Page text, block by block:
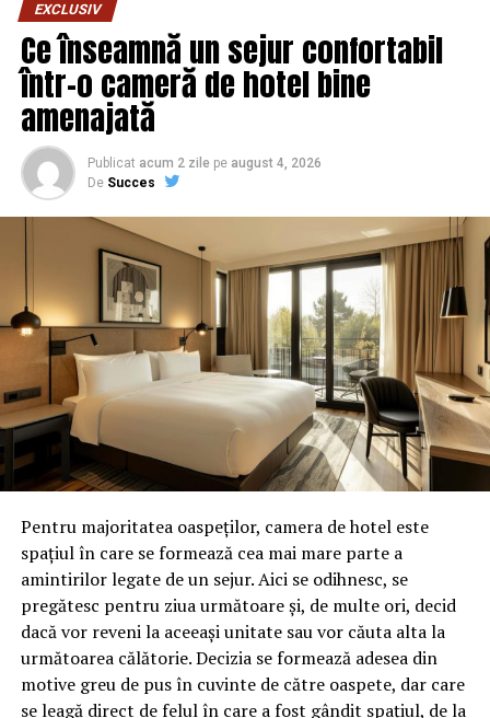
EXCLUSIV
Ce înseamnă un sejur confortabil
într-o cameră de hotel bine
amenajată
Publicat acum 2 zile pe august 4, 2026
De Succes
Pentru majoritatea oaspeților, camera de hotel este
spațiul în care se formează cea mai mare parte a
amintirilor legate de un sejur. Aici se odihnesc, se
pregătesc pentru ziua următoare și, de multe ori, decid
dacă vor reveni la aceeași unitate sau vor căuta alta la
următoarea călătorie. Decizia se formează adesea din
motive greu de pus în cuvinte de către oaspete, dar care
se leagă direct de felul în care a fost gândit spațiul, de la